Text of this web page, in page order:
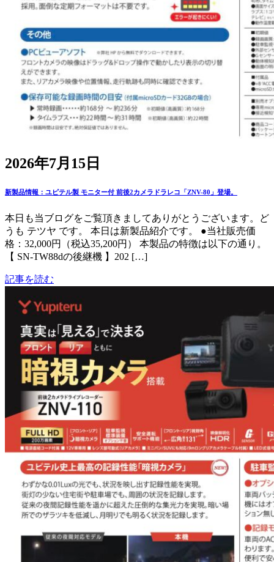
2026年7月15日
新製品情報：ユピテル製 モニター付 前後2カメラドラレコ「ZNV-80」登場。
本日も当ブログをご覧頂きましてありがとうございます。ど
うも テツヤ です。 本日は新製品紹介です。 ●当社販売価
格：32,000円（税込35,200円） 本製品の特徴は以下の通り。
【 SN-TW88dの後継機 】202 […]
記事を読む